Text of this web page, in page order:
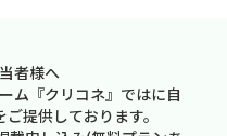
者様へ
ム『クリコネ』ではに自
提供しております。